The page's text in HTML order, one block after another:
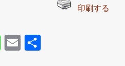
印刷する
Li
E